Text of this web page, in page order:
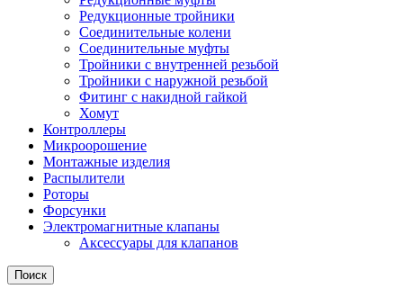
Редукционные тройники
Соединительные колени
Соединительные муфты
Тройники с внутренней резьбой
Тройники с наружной резьбой
Фитинг с накидной гайкой
Хомут
Контроллеры
Микроорошение
Монтажные изделия
Распылители
Роторы
Форсунки
Электромагнитные клапаны
Аксессуары для клапанов
Поиск